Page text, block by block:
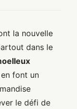
la nouvelle
dans le
en font un
le défi de